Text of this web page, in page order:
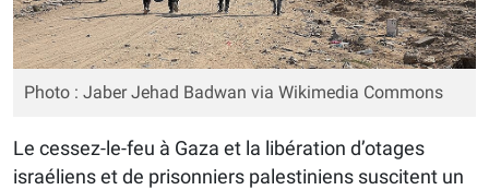
Photo : Jaber Jehad Badwan via Wikimedia Commons
Le cessez-le-feu à Gaza et la libération d’otages
israéliens et de prisonniers palestiniens suscitent un